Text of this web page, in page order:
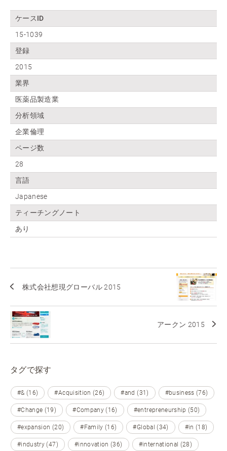
ケースID
15-1039
登録
2015
業界
医薬品製造業
分析領域
企業倫理
ページ数
28
言語
Japanese
ティーチングノート
あり
株式会社想現グローバル 2015
アークン 2015
タグで探す
#& (16) #Acquisition (26) #and (31) #business (76)
#Change (19) #Company (16) #entrepreneurship (50)
#expansion (20) #Family (16) #Global (34) #in (18)
#industry (47) #innovation (36) #international (28)